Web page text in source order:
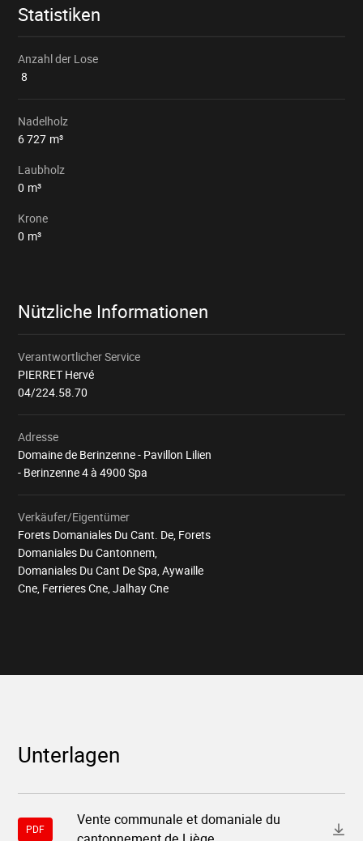
Statistiken
Anzahl der Lose
8
Nadelholz
6 727 m³
Laubholz
0 m³
Krone
0 m³
Nützliche Informationen
Verantwortlicher Service
PIERRET Hervé
04/224.58.70
Adresse
Domaine de Berinzenne - Pavillon Lilien
- Berinzenne 4 à 4900 Spa
Verkäufer/Eigentümer
Forets Domaniales Du Cant. De, Forets
Domaniales Du Cantonnem,
Domaniales Du Cant De Spa, Aywaille
Cne, Ferrieres Cne, Jalhay Cne
Unterlagen
Download-
Datei
PDF
Vente communale et domaniale du